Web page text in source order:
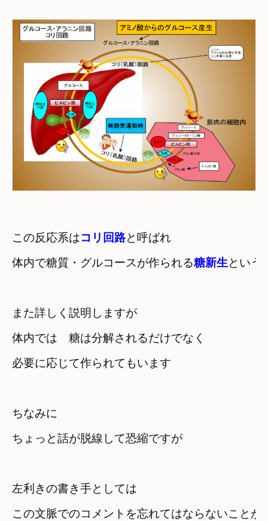
この反応系はコリ回路と呼ばれ
体内で糖質・グルコースが作られる糖新生という
また詳しく説明しますが
体内では　糖は分解されるだけでなく
必要に応じて作られてもいます
ちなみに
左利きの書き手としては
この文脈でのコメントを忘れてはならないことが